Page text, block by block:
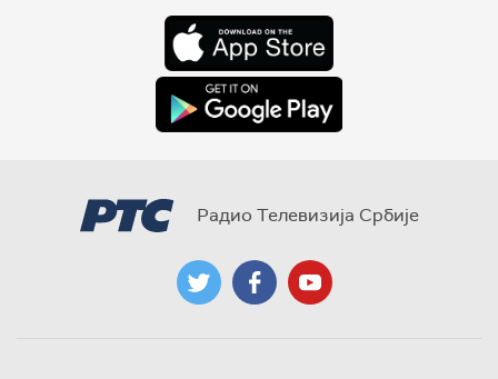
Радио Телевизија Србије